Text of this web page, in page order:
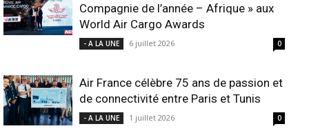
Compagnie de l’année – Afrique » aux
World Air Cargo Awards
- A LA UNE 6 juillet 2026 0
Air France célèbre 75 ans de passion et
de connectivité entre Paris et Tunis
- A LA UNE 1 juillet 2026 0